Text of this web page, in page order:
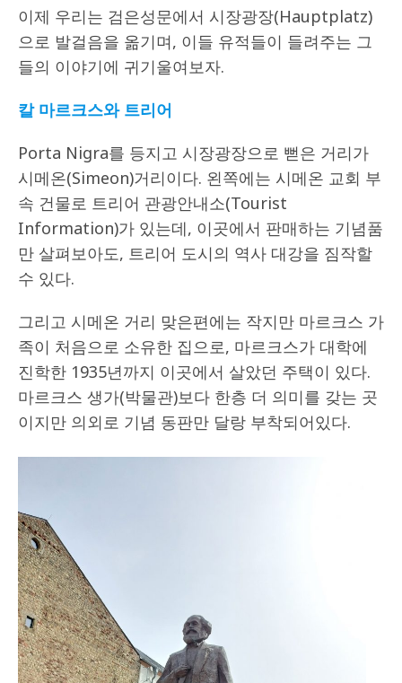
이제 우리는 검은성문에서 시장광장(Hauptplatz)
으로 발걸음을 옮기며, 이들 유적들이 들려주는 그
들의 이야기에 귀기울여보자.
칼 마르크스와 트리어
Porta Nigra를 등지고 시장광장으로 뻗은 거리가
시메온(Simeon)거리이다. 왼쪽에는 시메온 교회 부
속 건물로 트리어 관광안내소(Tourist
Information)가 있는데, 이곳에서 판매하는 기념품
만 살펴보아도, 트리어 도시의 역사 대강을 짐작할
수 있다.
그리고 시메온 거리 맞은편에는 작지만 마르크스 가
족이 처음으로 소유한 집으로, 마르크스가 대학에
진학한 1935년까지 이곳에서 살았던 주택이 있다.
마르크스 생가(박물관)보다 한층 더 의미를 갖는 곳
이지만 의외로 기념 동판만 달랑 부착되어있다.